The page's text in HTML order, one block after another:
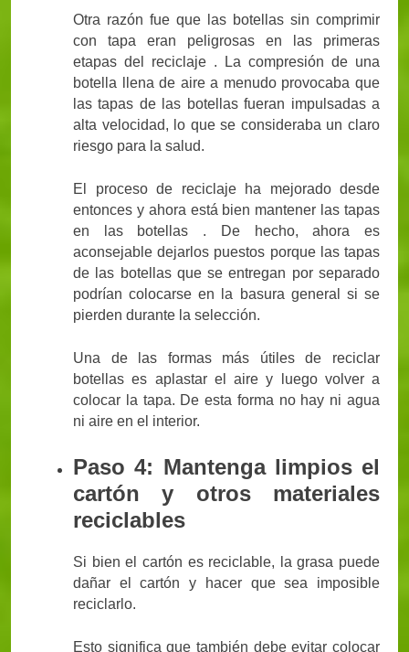
Otra razón fue que las botellas sin comprimir
con tapa eran peligrosas en las primeras
etapas del reciclaje . La compresión de una
botella llena de aire a menudo provocaba que
las tapas de las botellas fueran impulsadas a
alta velocidad, lo que se consideraba un claro
riesgo para la salud.
El proceso de reciclaje ha mejorado desde
entonces y ahora está bien mantener las tapas
en las botellas . De hecho, ahora es
aconsejable dejarlos puestos porque las tapas
de las botellas que se entregan por separado
podrían colocarse en la basura general si se
pierden durante la selección.
Una de las formas más útiles de reciclar
botellas es aplastar el aire y luego volver a
colocar la tapa. De esta forma no hay ni agua
ni aire en el interior.
Paso 4: Mantenga limpios el
cartón y otros materiales
reciclables
Si bien el cartón es reciclable, la grasa puede
dañar el cartón y hacer que sea imposible
reciclarlo.
Esto significa que también debe evitar colocar